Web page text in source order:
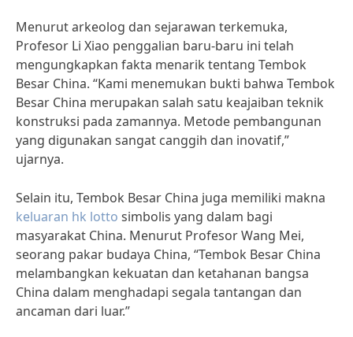
Menurut arkeolog dan sejarawan terkemuka,
Profesor Li Xiao penggalian baru-baru ini telah
mengungkapkan fakta menarik tentang Tembok
Besar China. “Kami menemukan bukti bahwa Tembok
Besar China merupakan salah satu keajaiban teknik
konstruksi pada zamannya. Metode pembangunan
yang digunakan sangat canggih dan inovatif,”
ujarnya.
Selain itu, Tembok Besar China juga memiliki makna
keluaran hk lotto simbolis yang dalam bagi
masyarakat China. Menurut Profesor Wang Mei,
seorang pakar budaya China, “Tembok Besar China
melambangkan kekuatan dan ketahanan bangsa
China dalam menghadapi segala tantangan dan
ancaman dari luar.”